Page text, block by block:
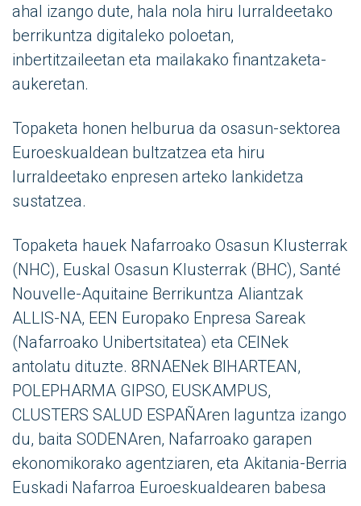
ahal izango dute, hala nola hiru lurraldeetako
berrikuntza digitaleko poloetan,
inbertitzaileetan eta mailakako finantzaketa-
aukeretan.
Topaketa honen helburua da osasun-sektorea
Euroeskualdean bultzatzea eta hiru
lurraldeetako enpresen arteko lankidetza
sustatzea.
Topaketa hauek Nafarroako Osasun Klusterrak
(NHC), Euskal Osasun Klusterrak (BHC), Santé
Nouvelle-Aquitaine Berrikuntza Aliantzak
ALLIS-NA, EEN Europako Enpresa Sareak
(Nafarroako Unibertsitatea) eta CEINek
antolatu dituzte. 8RNAENek BIHARTEAN,
POLEPHARMA GIPSO, EUSKAMPUS,
CLUSTERS SALUD ESPAÑAren laguntza izango
du, baita SODENAren, Nafarroako garapen
ekonomikorako agentziaren, eta Akitania-Berria
Euskadi Nafarroa Euroeskualdearen babesa